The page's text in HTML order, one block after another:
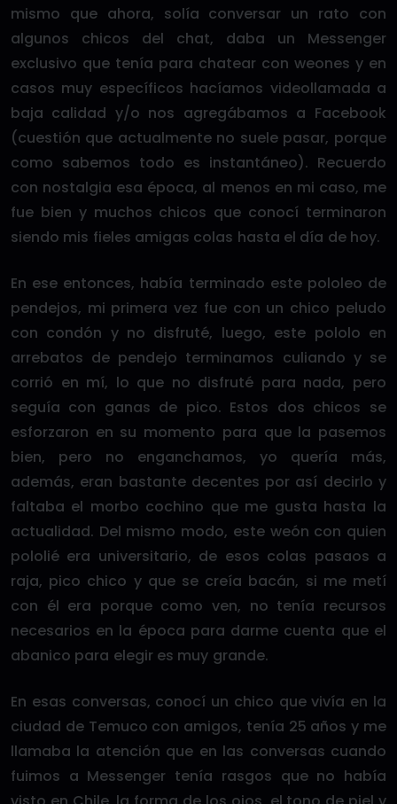
mismo que ahora, solía conversar un rato con
algunos chicos del chat, daba un Messenger
exclusivo que tenía para chatear con weones y en
casos muy específicos hacíamos videollamada a
baja calidad y/o nos agregábamos a Facebook
(cuestión que actualmente no suele pasar, porque
como sabemos todo es instantáneo). Recuerdo
con nostalgia esa época, al menos en mi caso, me
fue bien y muchos chicos que conocí terminaron
siendo mis fieles amigas colas hasta el día de hoy.
En ese entonces, había terminado este pololeo de
pendejos, mi primera vez fue con un chico peludo
con condón y no disfruté, luego, este pololo en
arrebatos de pendejo terminamos culiando y se
corrió en mí, lo que no disfruté para nada, pero
seguía con ganas de pico. Estos dos chicos se
esforzaron en su momento para que la pasemos
bien, pero no enganchamos, yo quería más,
además, eran bastante decentes por así decirlo y
faltaba el morbo cochino que me gusta hasta la
actualidad. Del mismo modo, este weón con quien
pololié era universitario, de esos colas pasaos a
raja, pico chico y que se creía bacán, si me metí
con él era porque como ven, no tenía recursos
necesarios en la época para darme cuenta que el
abanico para elegir es muy grande.
En esas conversas, conocí un chico que vivía en la
ciudad de Temuco con amigos, tenía 25 años y me
llamaba la atención que en las conversas cuando
fuimos a Messenger tenía rasgos que no había